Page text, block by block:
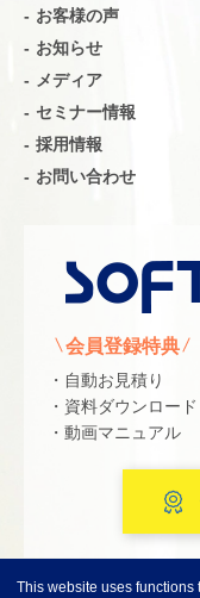
お客様の声
お知らせ
メディア
セミナー情報
採用情報
お問い合わせ
会員登録特典
・自動お見積り
・資料ダウンロード
・動画マニュアル
This website uses